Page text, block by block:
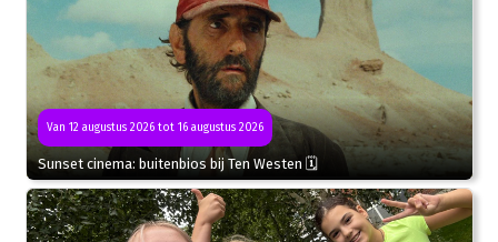
Van 12 augustus 2026 tot 16 augustus 2026
Sunset cinema: buitenbios bij Ten Westen 🗓